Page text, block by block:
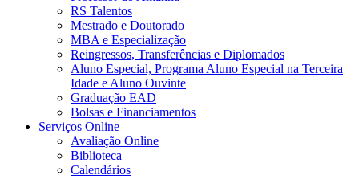
RS Talentos
Mestrado e Doutorado
MBA e Especialização
Reingressos, Transferências e Diplomados
Aluno Especial, Programa Aluno Especial na Terceira
Idade e Aluno Ouvinte
Graduação EAD
Bolsas e Financiamentos
Serviços Online
Avaliação Online
Biblioteca
Calendários